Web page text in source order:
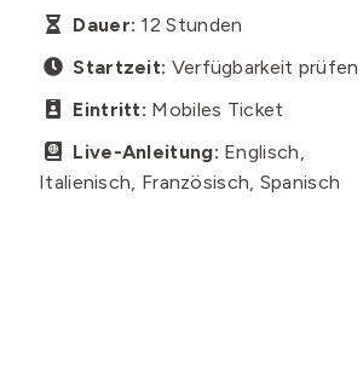
 Dauer: 12 Stunden
 Startzeit: Verfügbarkeit prüfen
 Eintritt: Mobiles Ticket
 Live-Anleitung: Englisch,
Italienisch, Französisch, Spanisch